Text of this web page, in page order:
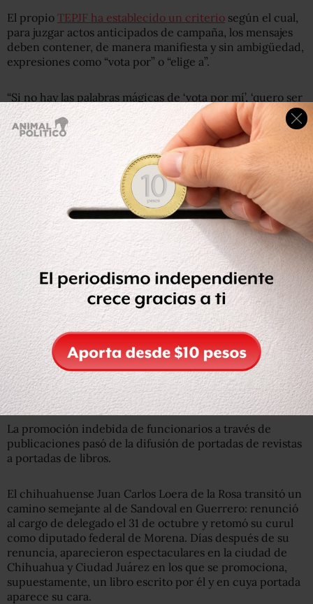
El propio TEPJF ha establecido un criterio según el cual,
para juzgar actos anticipados de campaña, los mensajes
deben contener, de manera manifiesta y sin ambigüedad,
expresiones como “vota por” o “elige a”.
“Si no hay las palabras mágicas de ‘vota por mí’, ‘quero ser
el siguiente gobernador o diputado’, un llamado muy
expreso que utilice palabras claras, se considera que no
hay un llamado al voto, y creo que hay muchas formas de
promocionar una imagen, y la lógica del acto anticipado
es precisamente que no se adelanten a las etapas de la
competencia, a la nominación que se haga al interior de
un partido de una candidatura o a la contienda electoral
como tal”, dice la exconsejera San Martín.
“El hecho de tomar una postura en torno a que el llamado
tiene que ser expreso, permite que se violente la ley y
que vayamos teniendo actores que se van adelantando a
la competencia, en contra de las propias reglas de la
contienda en la que quieren participar”.
Lee más:Renuncian siete superdelegados federales;
buscarán la gubernatura de sus estados
Caminando por… la candidatura
La promoción indebida de funcionarios a través de
publicaciones pasó de la difusión de portadas de revistas
a portadas de libros.
El chihuahuense Juan Carlos Loera de la Rosa transitó un
camino semejante al de Sandoval en Guerrero: renunció
al cargo de delegado el 31 de octubre y retomó su curul
como diputado federal de Morena. Días después de su
renuncia, aparecieron espectaculares en la ciudad de
Chihuahua y Ciudad Juárez en los que se promociona,
supuestamente, un libro escrito por él y en cuya portada
aparece su cara.